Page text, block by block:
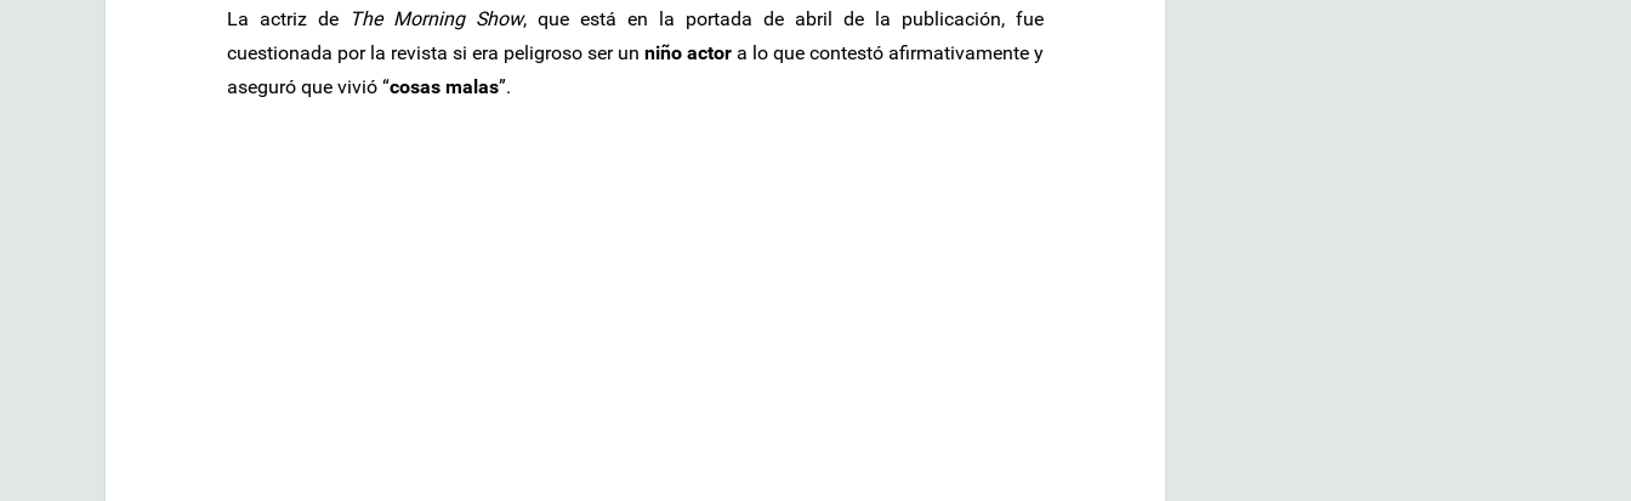
La actriz de The Morning Show, que está en la portada de abril de la publicación, fue
cuestionada por la revista si era peligroso ser un niño actor a lo que contestó afirmativamente y
aseguró que vivió “cosas malas”.